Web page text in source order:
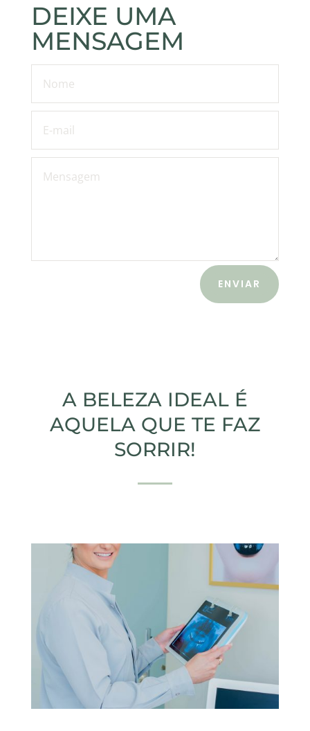
DEIXE UMA
MENSAGEM
ENVIAR
A BELEZA IDEAL É
AQUELA QUE TE FAZ
SORRIR!